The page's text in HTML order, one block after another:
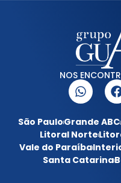
NOS
São PauloGrande ABC
Litoral Norte
Vale do Paraíba
Santa Catarina